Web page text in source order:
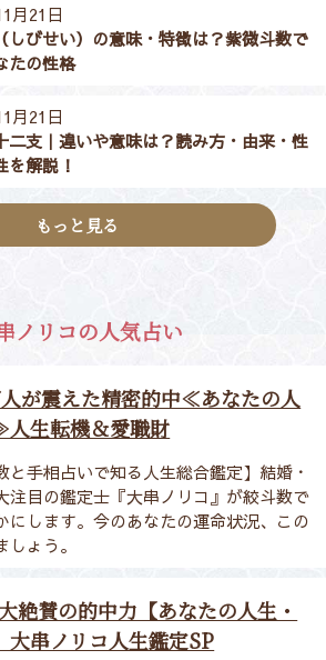
月21日
しびせい）の意味・特徴は？紫微斗数で
たの性格
月21日
二支｜違いや意味は？読み方・由来・性
を解説！
もっと見る
ノリコの人気占い
が震えた精密的中≪あなたの人
生転機＆愛職財
と手相占いで知る人生総合鑑定】結婚・
目の鑑定士『大串ノリコ』が絞斗数で
にします。今のあなたの運命状況、この
ょう。
絶賛の的中力【あなたの人生・
大串ノリコ人生鑑定SP